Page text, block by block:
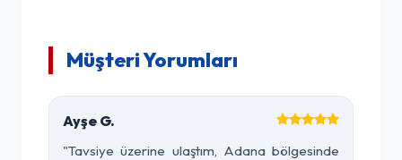
Müşteri Yorumları
Ayşe G.
"Tavsiye üzerine ulaştım, Adana bölgesinde